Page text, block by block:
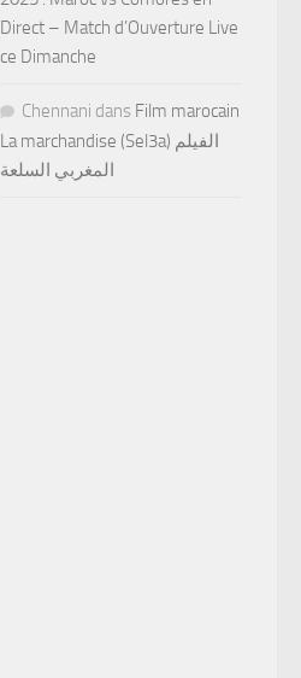
Direct – Match d’Ouverture Live
ce Dimanche
Chennani dans Film marocain
La marchandise (Sel3a) الفيلم
المغربي السلعة